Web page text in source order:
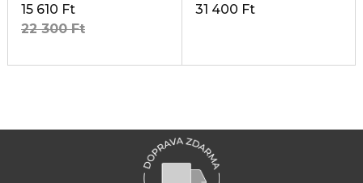
15 610 Ft
22 300 Ft
31 400 Ft